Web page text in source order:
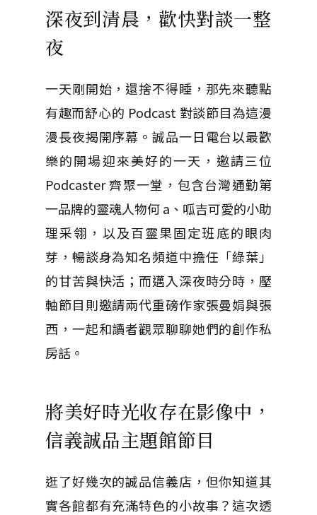
深夜到清晨，歡快對談一整
夜
一天剛開始，還捨不得睡，那先來聽點
有趣而舒心的 Podcast 對談節目為這漫
漫長夜揭開序幕。誠品一日電台以最歡
樂的開場迎來美好的一天，邀請三位
Podcaster 齊聚一堂，包含台灣通勤第
一品牌的靈魂人物何 a、呱吉可愛的小助
理采翎，以及百靈果固定班底的眼肉
芽，暢談身為知名頻道中擔任「綠葉」
的甘苦與快活；而邁入深夜時分時，壓
軸節目則邀請兩代重磅作家張曼娟與張
西，一起和讀者觀眾聊聊她們的創作私
房話。
將美好時光收存在影像中，
信義誠品主題館節目
逛了好幾次的誠品信義店，但你知道其
實各館都有充滿特色的小故事？這次透